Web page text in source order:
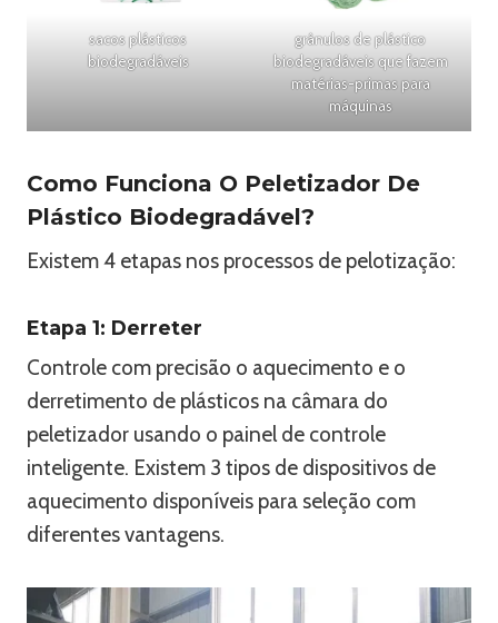
sacos plásticos
biodegradáveis
grânulos de plástico
biodegradáveis ​​que fazem
matérias-primas para
máquinas
Como Funciona O Peletizador De
Plástico Biodegradável?
Existem 4 etapas nos processos de pelotização:
Etapa 1: Derreter
Controle com precisão o aquecimento e o
derretimento de plásticos na câmara do
peletizador usando o painel de controle
inteligente. Existem 3 tipos de dispositivos de
aquecimento disponíveis para seleção com
diferentes vantagens.